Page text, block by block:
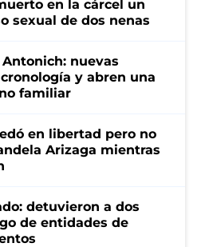
en la cárcel un
sexual de dos nenas
nuevas
y abren una
familiar
en libertad pero no
Arizaga mientras
detuvieron a dos
de entidades de